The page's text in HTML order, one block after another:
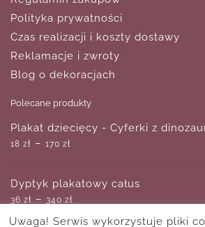
Polityka prywatności
Czas realizacji i koszty dostawy
Reklamacje i zwroty
Blog o dekoracjach
Polecane produkty
Plakat dziecięcy - Cyferki z
18 zł – 170 zł
Dyptyk plakatowy całus
36 zł – 340 zł
Uwaga! Serwis wykorzystuje pliki